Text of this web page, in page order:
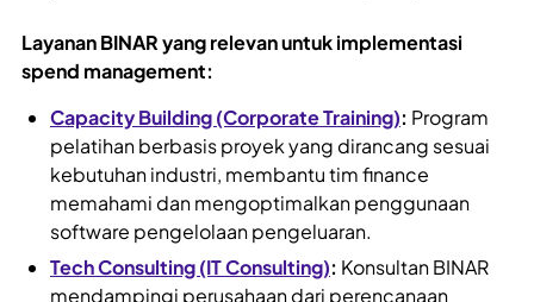
Layanan BINAR yang relevan untuk implementasi
spend management:
Capacity Building (Corporate Training): Program
pelatihan berbasis proyek yang dirancang sesuai
kebutuhan industri, membantu tim finance
memahami dan mengoptimalkan penggunaan
software pengelolaan pengeluaran.
Tech Consulting (IT Consulting): Konsultan BINAR
mendampingi perusahaan dari perencanaan